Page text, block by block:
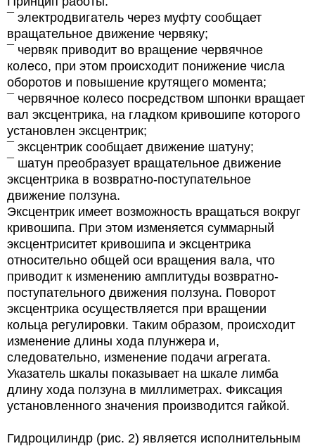
¯ электродвигатель через муфту сообщает
вращательное движение червяку;
¯ червяк приводит во вращение червячное
колесо, при этом происходит понижение числа
оборотов и повышение крутящего момента;
¯ червячное колесо посредством шпонки вращает
вал эксцентрика, на гладком кривошипе которого
установлен эксцентрик;
¯ эксцентрик сообщает движение шатуну;
¯ шатун преобразует вращательное движение
эксцентрика в возвратно-поступательное
движение ползуна.
Эксцентрик имеет возможность вращаться вокруг
кривошипа. При этом изменяется суммарный
эксцентриситет кривошипа и эксцентрика
относительно общей оси вращения вала, что
приводит к изменению амплитуды возвратно-
поступательного движения ползуна. Поворот
эксцентрика осуществляется при вращении
кольца регулировки. Таким образом, происходит
изменение длины хода плунжера и,
следовательно, изменение подачи агрегата.
Указатель шкалы показывает на шкале лимба
длину хода ползуна в миллиметрах. Фиксация
установленного значения производится гайкой.
Гидроцилиндр (рис. 2) является исполнительным